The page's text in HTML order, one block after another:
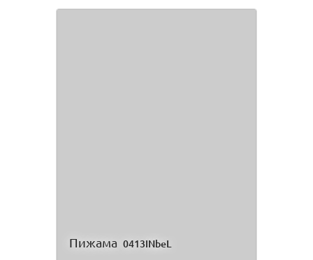
Пижама 0413INbeL